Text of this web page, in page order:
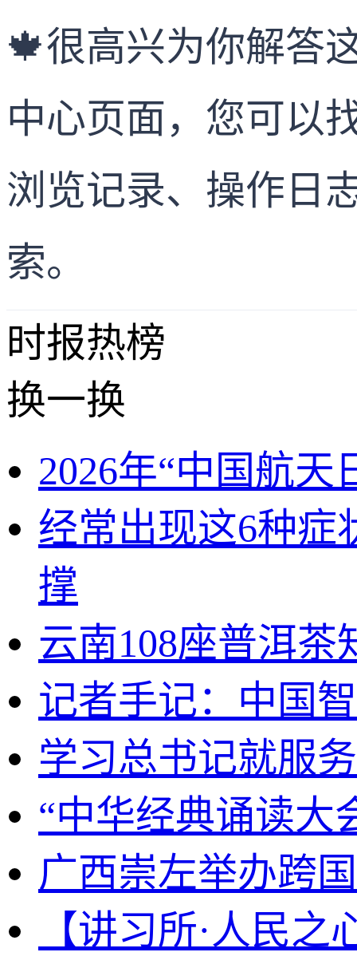
🍁很高兴为你解答
中心页面，您可以
浏览记录、操作日
索。
时报热榜
换一换
2026年“中国航天
经常出现这6种症
撑
云南108座普洱茶
记者手记：中国
学习总书记就服
“中华经典诵读大
广西崇左举办跨
【讲习所·人民